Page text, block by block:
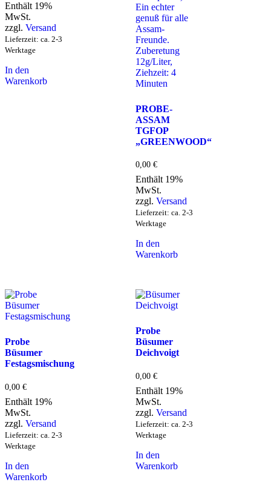
Enthält 19%
MwSt.
zzgl. Versand
Lieferzeit: ca. 2-3
Werktage
In den
Warenkorb
PROBE-
ASSAM
TGFOP
„GREENWOOD“
0,00 €
Enthält 19%
MwSt.
zzgl. Versand
Lieferzeit: ca. 2-3
Werktage
In den
Warenkorb
Probe
Büsumer
Festagsmischung
0,00 €
Enthält 19%
MwSt.
zzgl. Versand
Lieferzeit: ca. 2-3
Werktage
In den
Warenkorb
Probe
Büsumer
Deichvoigt
0,00 €
Enthält 19%
MwSt.
zzgl. Versand
Lieferzeit: ca. 2-3
Werktage
In den
Warenkorb